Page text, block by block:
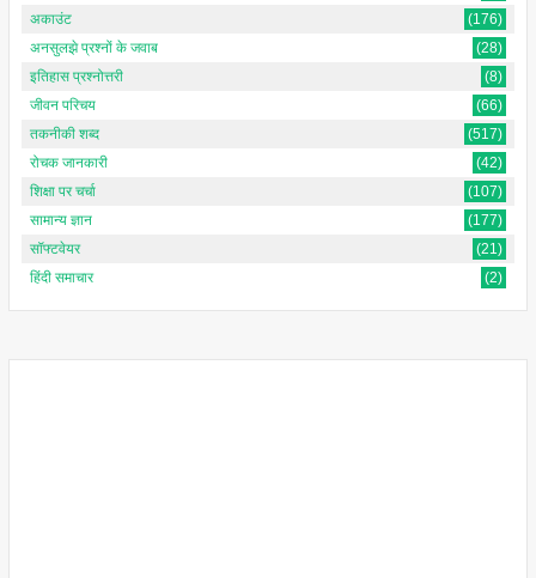
अकाउंट
(176)
अनसुलझे प्रश्नों के जवाब
(28)
इतिहास प्रश्नोत्तरी
(8)
जीवन परिचय
(66)
तकनीकी शब्द
(517)
रोचक जानकारी
(42)
शिक्षा पर चर्चा
(107)
सामान्य ज्ञान
(177)
सॉफ्टवेयर
(21)
हिंदी समाचार
(2)